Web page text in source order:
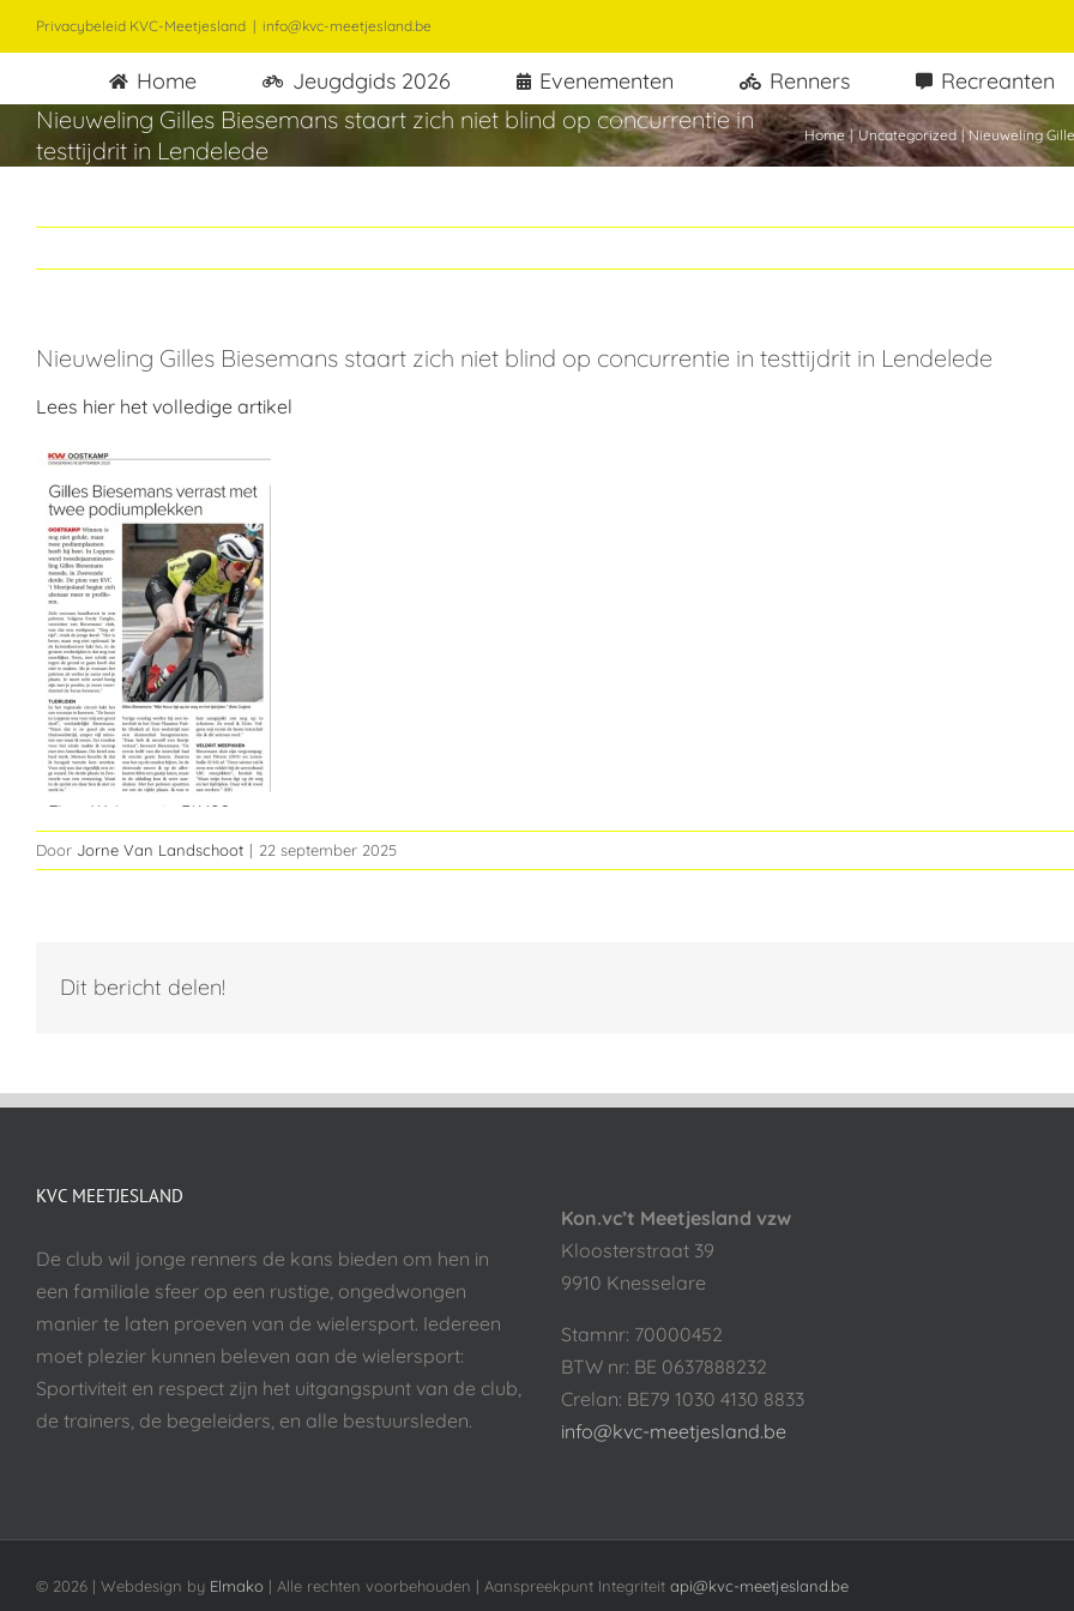
naar
Privacybeleid KVC-Meetjesland | info@kvc-meetjesland.be
Home Jeugdgids 2026 Evenementen Renners Recreanten
Nieuweling Gilles Biesemans staart zich niet blind op concurrentie in
testtijdrit in Lendelede
Home Uncategorized Nieuweling
Nieuweling Gilles Biesemans staart zich niet blind op concurrentie in testtijdrit in Lendelede
Lees hier het volledige artikel
Door Jorne Van Landschoot | 22 september 2025
Dit bericht delen!
KVC MEETJESLAND
De club wil jonge renners de kans bieden om hen in
een familiale sfeer op een rustige, ongedwongen
manier te laten proeven van de wielersport. Iedereen
moet plezier kunnen beleven aan de wielersport:
Sportiviteit en respect zijn het uitgangspunt van de club,
de trainers, de begeleiders, en alle bestuursleden.
Kon.vc’t Meetjesland vzw
Kloosterstraat 39
9910 Knesselare
Stamnr: 70000452
BTW nr: BE 0637888232
Crelan: BE79 1030 4130 8833
info@kvc-meetjesland.be
© 2026 | Webdesign by Elmako | Alle rechten voorbehouden | Aanspreekpunt Integriteit api@kvc-meetjesland.be